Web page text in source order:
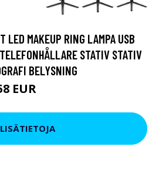
LED MAKEUP RING LAMPA USB
STATIV STATIV
BELYSNING
EUR
LISÄTIETOJA